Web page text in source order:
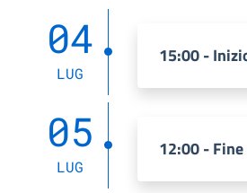
04
LUG
15:00 -
05
LUG
12:00 -